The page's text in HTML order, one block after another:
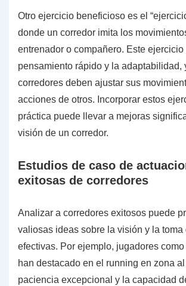
Otro ejercicio beneficioso es el
donde un corredor imita los
entrenador o compañero. Este ejercicio
pensamiento rápido y la adaptabilidad,
corredores deben ajustar sus
acciones de otros. Incorporar estos
práctica puede llevar a mejoras
visión de un corredor.
Estudios de caso de
exitosas de corredores
Analizar a corredores exitosos puede
valiosas ideas sobre la visión y la
efectivas. Por ejemplo, jugadores como
han destacado en el running en zona
paciencia excepcional y la capacidad